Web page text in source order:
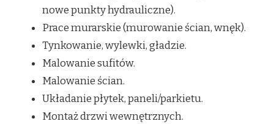
nowe punkty hydrauliczne).
Prace murarskie (murowanie ścian, wnęk).
Tynkowanie, wylewki, gładzie.
Malowanie sufitów.
Malowanie ścian.
Układanie płytek, paneli/parkietu.
Montaż drzwi wewnętrznych.